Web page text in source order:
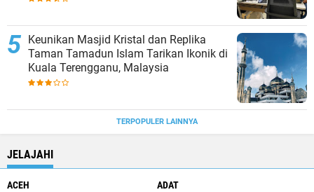
Keunikan Masjid Kristal dan Replika
Taman Tamadun Islam Tarikan Ikonik di
Kuala Terengganu, Malaysia
TERPOPULER LAINNYA
JELAJAHI
ACEH
ADAT